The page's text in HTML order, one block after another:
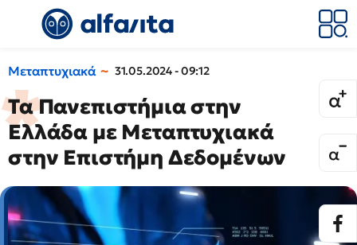
Μεταπτυχιακά 31.05.2024 - 09:12
Τα Πανεπιστήμια στην
Ελλάδα με Μεταπτυχιακά
στην Επιστήμη Δεδομένων